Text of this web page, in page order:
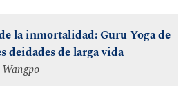
la inmortalidad: Guru Yoga de
deidades de larga vida